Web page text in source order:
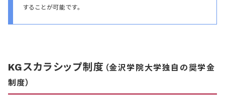
することが可能です。
KGスカラシップ制度 （金沢学院大学独自の奨学金
制度）